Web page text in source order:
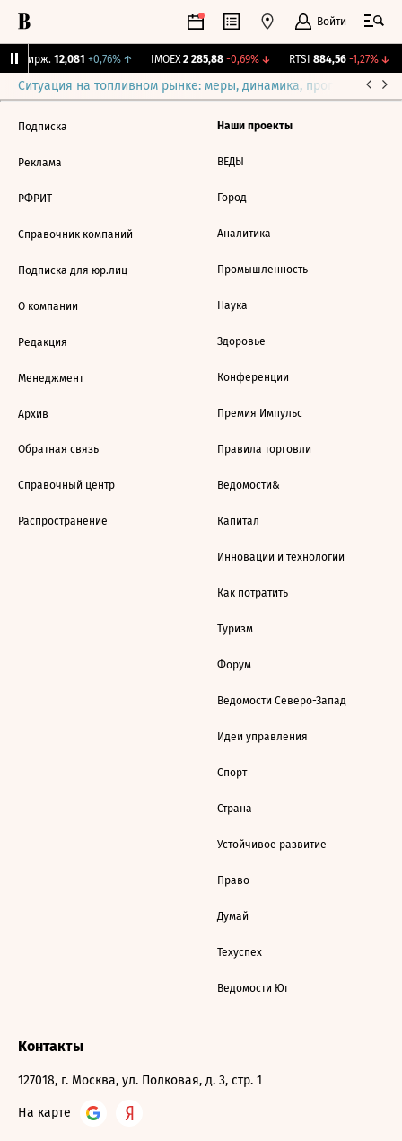
Войти
Бирж. 12,081 +0,76%↑ IMOEX 2 285,88 -0,69%↓ RTSI 884,56 -1,27%↓
Ситуация на топливном рынке: меры, динамика, прогнозы
Подписка
Реклама
РФРИТ
Справочник компаний
Подписка для юр.лиц
О компании
Редакция
Менеджмент
Архив
Обратная связь
Справочный центр
Распространение
Наши проекты
ВЕДЫ
Город
Аналитика
Промышленность
Наука
Здоровье
Конференции
Премия Импульс
Правила торговли
Ведомости&
Капитал
Инновации и технологии
Как потратить
Туризм
Форум
Ведомости Северо-Запад
Идеи управления
Спорт
Страна
Устойчивое развитие
Право
Думай
Техуспех
Ведомости Юг
Контакты
127018, г. Москва, ул. Полковая, д. 3, стр. 1
На карте